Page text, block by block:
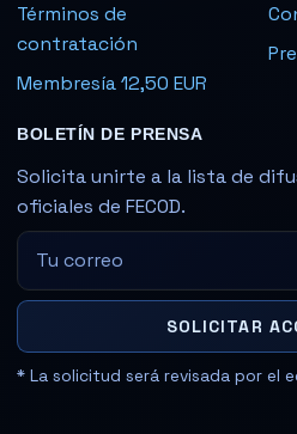
Términos de
contratación
Membresía 12,50 EUR
BOLETÍN DE PRENSA
Solicita unirte a la lista de
oficiales de FECOD.
SOLICITAR
* La solicitud será revisada por el